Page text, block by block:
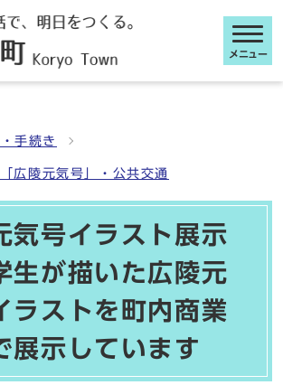
メニュー
手続き
広陵元気号」・公共交通
気号イラスト展示
生が描いた広陵元
ラストを町内商業
展示しています